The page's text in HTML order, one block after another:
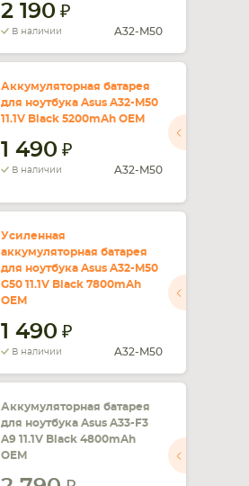
2 190
В наличии A32-M50
Аккумуляторная батарея
для ноутбука Asus A32-M50
11.1V Black 5200mAh OEM
1 490
В наличии A32-M50
Усиленная
аккумуляторная батарея
для ноутбука Asus A32-M50
G50 11.1V Black 7800mAh
OEM
1 490
В наличии A32-M50
Аккумуляторная батарея
для ноутбука Asus A33-F3
A9 11.1V Black 4800mAh
OEM